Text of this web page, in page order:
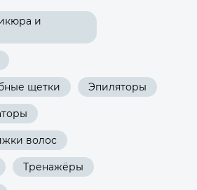
и
щетки Эпиляторы
волос
Тренажёры